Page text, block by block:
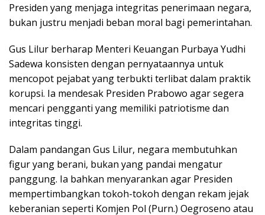
Presiden yang menjaga integritas penerimaan negara,
bukan justru menjadi beban moral bagi pemerintahan.
Gus Lilur berharap Menteri Keuangan Purbaya Yudhi
Sadewa konsisten dengan pernyataannya untuk
mencopot pejabat yang terbukti terlibat dalam praktik
korupsi. Ia mendesak Presiden Prabowo agar segera
mencari pengganti yang memiliki patriotisme dan
integritas tinggi.
Dalam pandangan Gus Lilur, negara membutuhkan
figur yang berani, bukan yang pandai mengatur
panggung. Ia bahkan menyarankan agar Presiden
mempertimbangkan tokoh-tokoh dengan rekam jejak
keberanian seperti Komjen Pol (Purn.) Oegroseno atau